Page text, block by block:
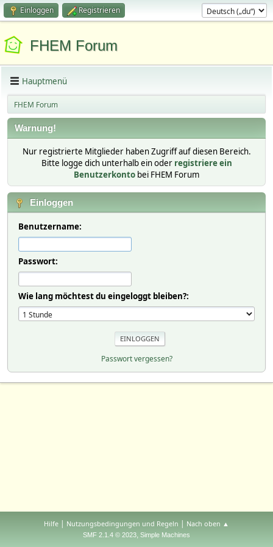
Einloggen Registrieren
FHEM Forum
Hauptmenü
FHEM Forum
Warnung!
Nur registrierte Mitglieder haben Zugriff auf diesen Bereich.
Bitte logge dich unterhalb ein oder registriere ein
Benutzerkonto bei FHEM Forum
Einloggen
Benutzername:
Passwort:
Wie lang möchtest du eingeloggt bleiben?:
Passwort vergessen?
Hilfe | Nutzungsbedingungen und Regeln | Nach oben ▲
SMF 2.1.4 © 2023, Simple Machines